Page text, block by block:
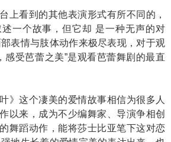
看到的其他表演形式有所不同的，
一个故事，但它却 是一种无声的对
表情与肢体动作来极尽表现，对于观
感受芭蕾之美”是观看芭蕾舞剧的最直
这个凄美的爱情故事相信为很多人
以来，成为不少编舞家、导演争相创
舞蹈动作，能将莎士比亚笔下这对恋